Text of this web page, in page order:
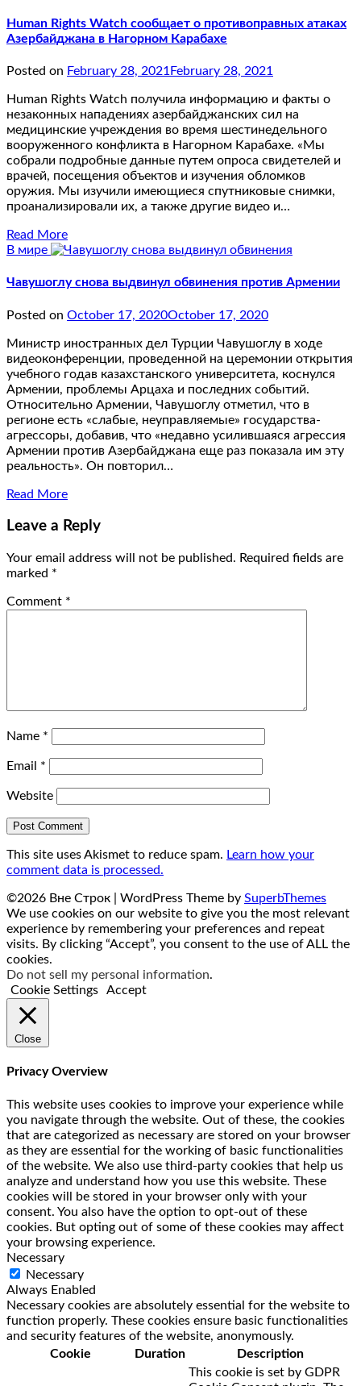
Human Rights Watch сообщает о противоправных атаках
Азербайджана в Нагорном Карабахе
Posted on February 28, 2021 February 28, 2021
Human Rights Watch получила информацию и факты о
незаконных нападениях азербайджанских сил на
медицинские учреждения во время шестинедельного
вооруженного конфликта в Нагорном Карабахе. «Мы
собрали подробные данные путем опроса свидетелей и
врачей, посещения объектов и изучения обломков
оружия. Мы изучили имеющиеся спутниковые снимки,
проанализировали их, а также другие видео и…
Read More
В мире
Чавушоглу снова выдвинул обвинения против Армении
Posted on October 17, 2020October 17, 2020
Министр иностранных дел Турции Чавушоглу в ходе
видеоконференции, проведенной на церемонии открытия
учебного годав казахстанского университета, коснулся
Армении, проблемы Арцаха и последних событий.
Относительно Армении, Чавушоглу отметил, что в
регионе есть «слабые, неуправляемые» государства-
агрессоры, добавив, что «недавно усилившаяся агрессия
Армении против Азербайджана еще раз показала им эту
реальность». Он повторил…
Read More
Leave a Reply
Your email address will not be published. Required fields are
marked *
Comment *
Name *
Email *
Website
This site uses Akismet to reduce spam. Learn how your
comment data is processed.
©2026 Вне Строк | WordPress Theme by SuperbThemes
We use cookies on our website to give you the most relevant
experience by remembering your preferences and repeat
visits. By clicking “Accept”, you consent to the use of ALL the
cookies.
Do not sell my personal information.
Cookie Settings
Accept
Close
Privacy Overview
This website uses cookies to improve your experience while
you navigate through the website. Out of these, the cookies
that are categorized as necessary are stored on your browser
as they are essential for the working of basic functionalities
of the website. We also use third-party cookies that help us
analyze and understand how you use this website. These
cookies will be stored in your browser only with your
consent. You also have the option to opt-out of these
cookies. But opting out of some of these cookies may affect
your browsing experience.
Necessary
Necessary
Always Enabled
Necessary cookies are absolutely essential for the website to
function properly. These cookies ensure basic functionalities
and security features of the website, anonymously.
Cookie
Duration
Description
This cookie is set by GDPR